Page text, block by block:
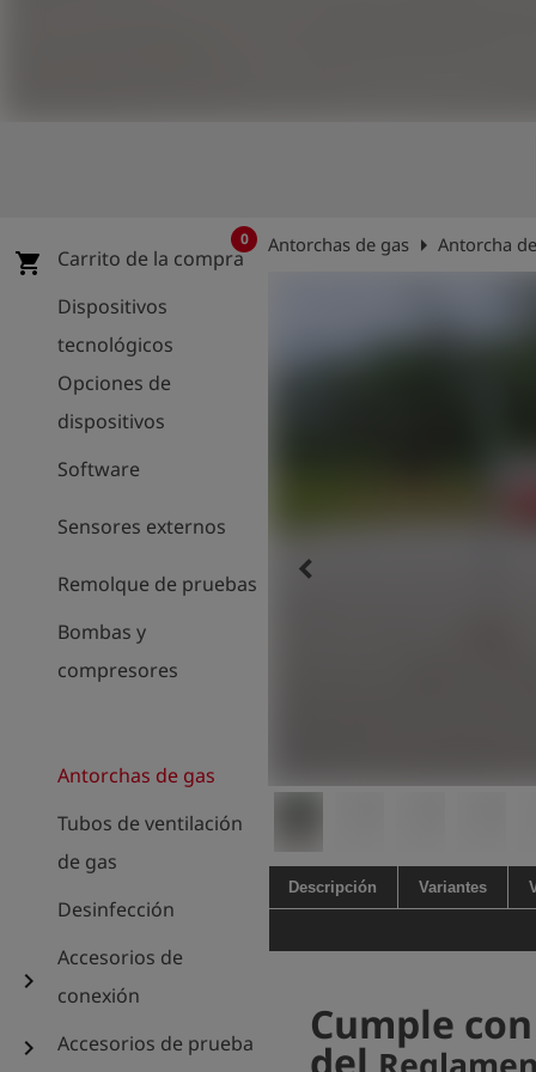
shopping_cart Carrito de la compra
0
Dispositivos
tecnológicos
Opciones de
dispositivos
Software
Sensores externos
Remolque de pruebas
Bombas y
compresores
Antorchas de gas
Tubos de ventilación
de gas
Desinfección
chevron_right
Accesorios de
conexión
chevron_right Accesorios de prueba
Antorchas de gas arrow_right Antorcha
keyboard_arrow_left
Descripción Variantes
Cumple